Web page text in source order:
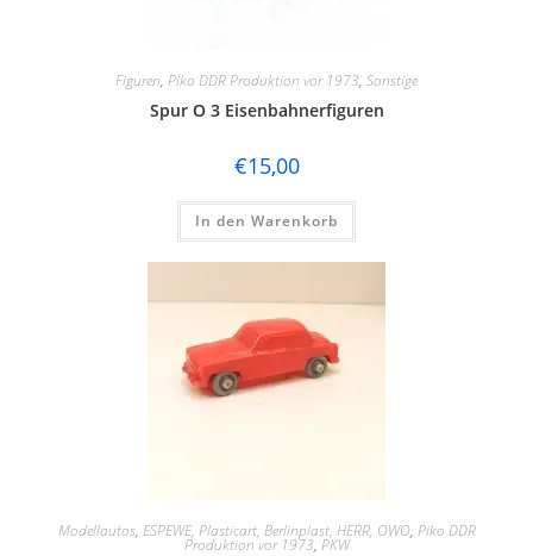
Figuren, Piko DDR Produktion vor 1973, Sonstige
Spur O 3 Eisenbahnerfiguren
€15,00
In den Warenkorb
Modellautos, ESPEWE, Plasticart, Berlinplast, HERR, OWO, Piko DDR
Produktion vor 1973, PKW